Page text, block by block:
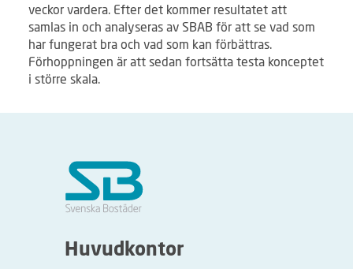
veckor vardera. Efter det kommer resultatet att
samlas in och analyseras av SBAB för att se vad som
har fungerat bra och vad som kan förbättras.
Förhoppningen är att sedan fortsätta testa konceptet
i större skala.
Huvudkontor